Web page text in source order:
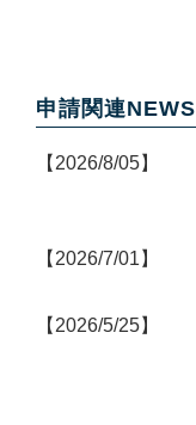
申請関連NEWS
2026/8/05
2026/7/01
2026/5/25